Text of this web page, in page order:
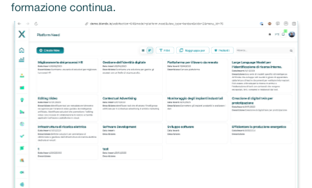
formazione continua.